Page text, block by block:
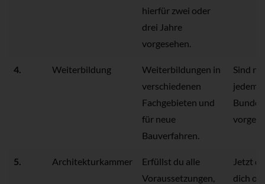
hierfür zwei oder
drei Jahre
vorgesehen.
4. Weiterbildung
Weiterbildungen in
verschiedenen
Fachgebieten und
für neue
Bauverfahren.
Sind
jedem
5. Architekturkammer
Erfüllst du alle
Voraussetzungen,
Jetzt
dich